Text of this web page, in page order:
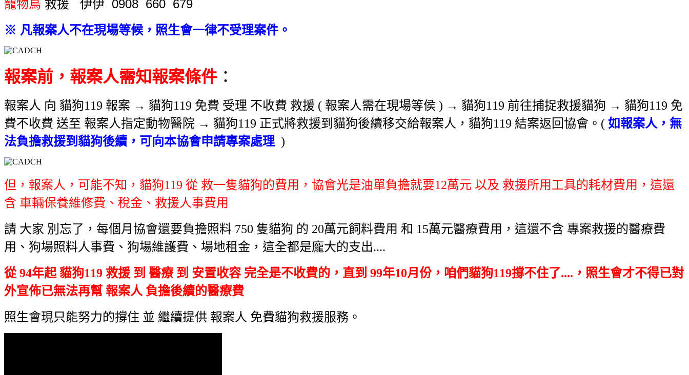
寵物鳥 救援
伊伊 0908 660 679
※ 凡報案人不在現場等候，照生會一律不受理案件。
報案前，報案人需知報案條件 ：
報案人 向 貓狗119 報案 → 貓狗119 免費 受理 不收費 救援 ( 報案人需在現場等侯 ) → 貓狗119 前往捕捉救援貓狗 → 貓狗119 免
費不收費 送至 報案人指定動物醫院 → 貓狗119 正式將救援到貓狗後續移交給報案人，貓狗119 結案返回協會。( 如報案人，無
法負擔救援到貓狗後續，可向本協會申請專案處理 )
但，報案人，可能不知，貓狗119 從 救一隻貓狗的費用，協會光是油單負擔就要12萬元 以及 救援所用工具的耗材費用，這還
含 車輛保養維修費、稅金、救援人事費用
請 大家 別忘了，每個月協會還要負擔照料 750 隻貓狗 的 20萬元飼料費用 和 15萬元醫療費用，這還不含 專案救援的醫療費
用、狗場照料人事費、狗場維護費、場地租金，這全都是龐大的支出....
從 94年起 貓狗119 救援 到 醫療 到 安置收容 完全是不收費的， 直到 99年10月份，咱們貓狗119撐不住了....，照生會才不得已對
外宣佈已無法再幫 報案人 負擔後續的醫療費
照生會現只能努力的撐住 並 繼續提供 報案人 免費貓狗救援服務。